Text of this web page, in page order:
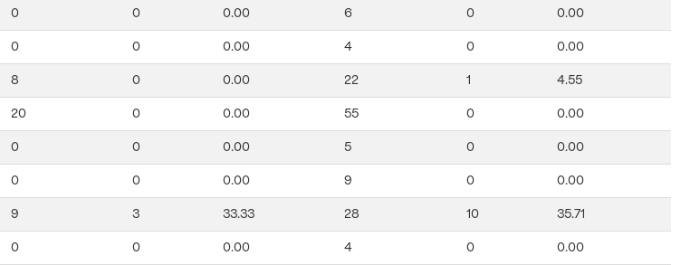
0 0 0.00 6 0 0.00
0 0 0.00 4 0 0.00
8 0 0.00 22 1 4.55
20 0 0.00 55 0 0.00
0 0 0.00 5 0 0.00
0 0 0.00 9 0 0.00
9 3 33.33 28 10 35.71
0 0 0.00 4 0 0.00